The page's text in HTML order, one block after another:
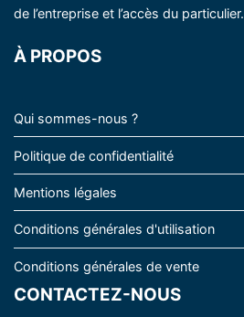
de l’entreprise et l’accès du particulier.
À PROPOS
Qui sommes-nous ?
Politique de confidentialité
Mentions légales
Conditions générales d'utilisation
Conditions générales de vente
CONTACTEZ-NOUS